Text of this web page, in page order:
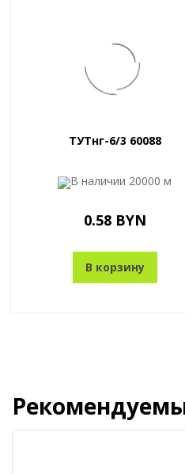
ТУТнг-6/3 60088
В наличии 20000 м
0.58 BYN
В корзину